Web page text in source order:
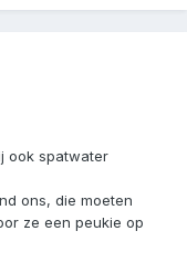
ook spatwater
ons, die moeten
ze een peukie op